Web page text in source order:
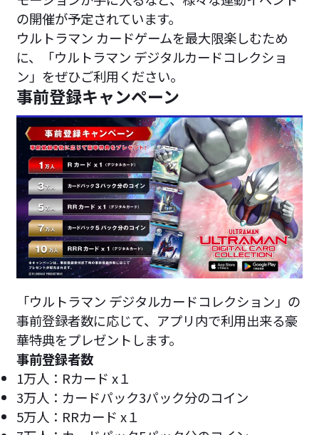
の開催が予定されています。
ウルトラマン カードゲームを最大限楽しむため
に、「ウルトラマン デジタルカードコレクショ
ン」をぜひご利用ください。
事前登録キャンペーン
「ウルトラマン デジタルカードコレクション」の
事前登録者数に応じて、アプリ内で利用出来る豪
華特典をプレゼントします。
事前登録者数
1万人：Rカード x１
3万人：カードパック3パック分のコイン
5万人：RRカード x１